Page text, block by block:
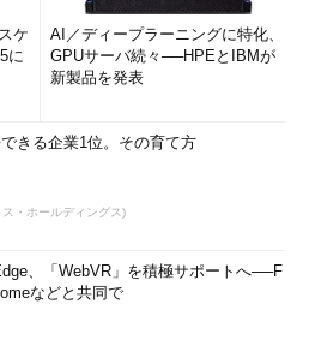
ケ
に
AI／ディープラーニングに特化、
GPUサーバ続々──HPEとIBMが
新製品を発表
きる企業1位。その育て方
・ホールディングス)
、「WebVR」を積極サポートへ──F
などと共同で